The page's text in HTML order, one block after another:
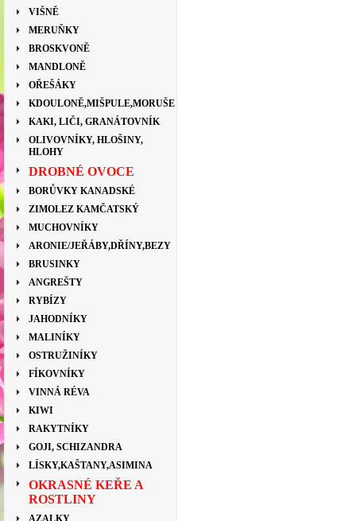
VIŠNĚ
MERUŇKY
BROSKVONĚ
MANDLONĚ
OŘEŠÁKY
KDOULONĚ,MIŠPULE,MORUŠE
KAKI, LIČI, GRANÁTOVNÍK
OLIVOVNÍKY, HLOŠINY,
HLOHY
DROBNÉ OVOCE
BORŮVKY KANADSKÉ
ZIMOLEZ KAMČATSKÝ
MUCHOVNÍKY
ARONIE/JEŘÁBY,DŘÍNY,BEZY
BRUSINKY
ANGREŠTY
RYBÍZY
JAHODNÍKY
MALINÍKY
OSTRUŽINÍKY
FÍKOVNÍKY
VINNÁ RÉVA
KIWI
RAKYTNÍKY
GOJI, SCHIZANDRA
LÍSKY,KAŠTANY,ASIMINA
OKRASNÉ KEŘE A
ROSTLINY
AZALKY